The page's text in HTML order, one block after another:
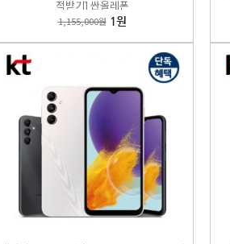
적받기] 싼올레폰
1,155,000원 1원